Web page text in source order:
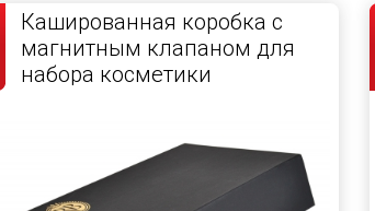
Кашированная коробка с
магнитным клапаном для
набора косметики